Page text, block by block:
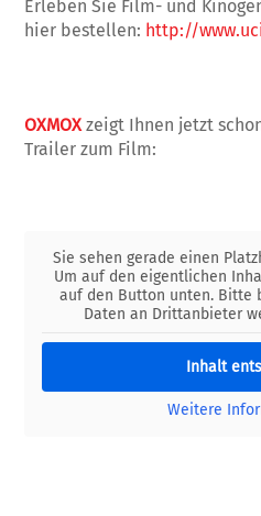
Erleben Sie Film- und
hier bestellen: http://
OXMOXzeigt Ihnen jetzt
Trailer zum Film:
Sie sehen gerade einen
Um auf den eigentlichen
auf den Button unten. Bitte
Daten an Drittanbieter
Inhalt
Weitere